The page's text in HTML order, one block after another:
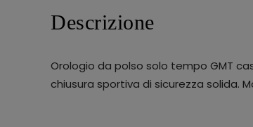
Descrizione
Orologio da polso solo tempo GMT
chiusura sportiva di sicurezza solida.